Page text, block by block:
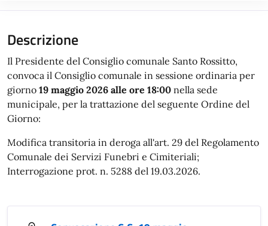
Il Presidente del Consiglio comunale Santo Rossitto,
convoca il Consiglio comunale in sessione ordinaria per
giorno 19 maggio 2026 alle ore 18:00 nella sede
municipale, per la trattazione del seguente Ordine del
Giorno:
Modifica transitoria in deroga all'art. 29 del Regolamento
Comunale dei Servizi Funebri e Cimiteriali;
Interrogazione prot. n. 5288 del 19.03.2026.